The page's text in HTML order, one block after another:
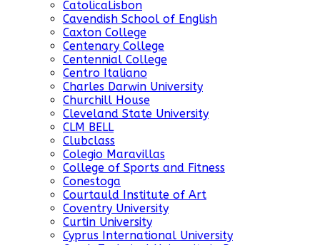
CatolicaLisbon
Cavendish School of English
Caxton College
Centenary College
Centennial College
Centro Italiano
Charles Darwin University
Churchill House
Cleveland State University
CLM BELL
Clubclass
Colegio Maravillas
College of Sports and Fitness
Conestoga
Courtauld Institute of Art
Coventry University
Curtin University
Cyprus International University